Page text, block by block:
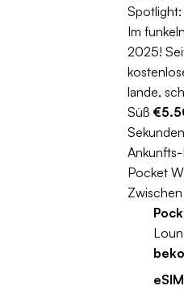
Im
2025!
lande,
Süß
Pocket
Zwischen